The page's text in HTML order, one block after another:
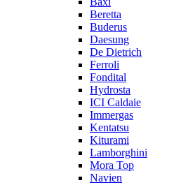
Beretta
Buderus
Daesung
De Dietrich
Ferroli
Fondital
Hydrosta
ICI Caldaie
Immergas
Kentatsu
Kiturami
Lamborghini
Mora Top
Navien